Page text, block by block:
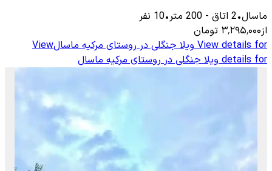
ماسال•
2 اتاق -
200 متر•
10 نفر
از۳٬۲۹۵٬۰۰۰ تومان
View details for ویلا جنگلی در روستای مرکیه ماسالView
details for ویلا جنگلی در روستای مرکیه ماسال